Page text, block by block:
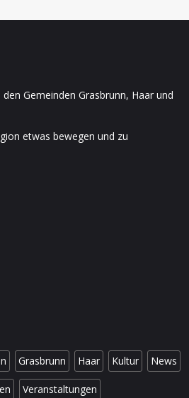
Gemeinden Grasbrunn, Haar und
etwas bewegen und zu
Grasbrunn Haar Kultur News
Veranstaltungen